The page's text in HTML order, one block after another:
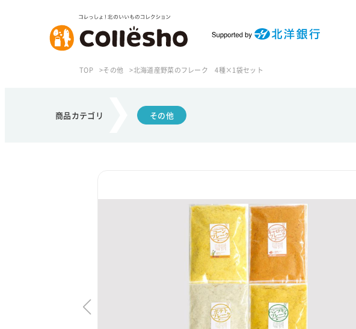
TOP その他 北海道産野菜のフレーク 4種×1袋セット
商品カテゴリ その他